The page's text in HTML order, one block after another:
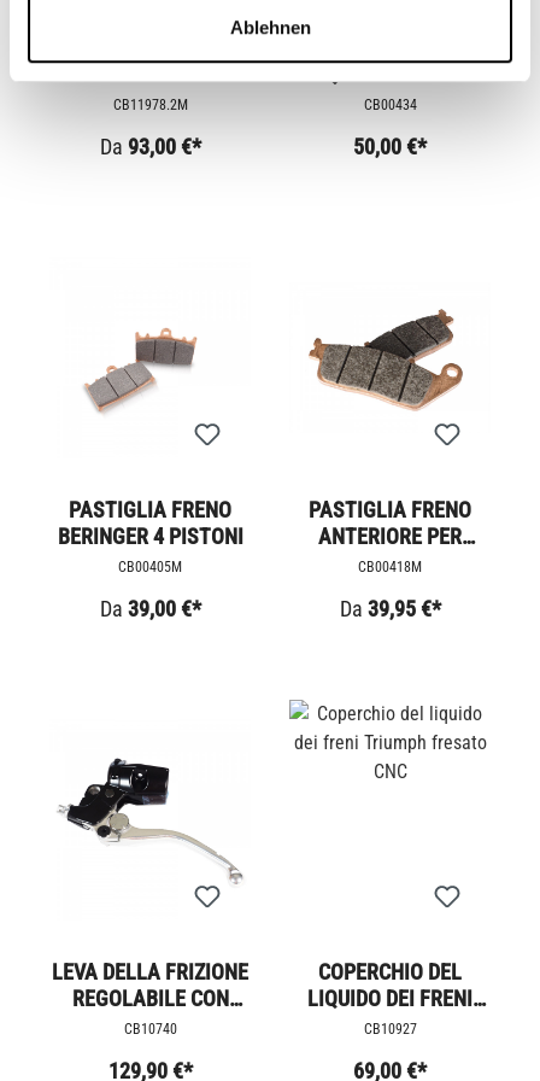
Ablehnen
NOTCH
CB11978.2M
Da 93,00 €*
CB00434
50,00 €*
PASTIGLIA FRENO
BERINGER 4 PISTONI
CB00405M
Da 39,00 €*
PASTIGLIA FRENO
ANTERIORE PER
PINZA ORIGINALE
CB00418M
Da 39,95 €*
LEVA DELLA FRIZIONE
REGOLABILE CON
RACCORDO
CB10740
129,90 €*
COPERCHIO DEL
LIQUIDO DEI FRENI
TRIUMPH FRESATO
CB10927
69,00 €*